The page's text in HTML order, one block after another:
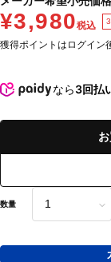
¥3,980税込
獲得ポイントはログイン
なら3回払
数量